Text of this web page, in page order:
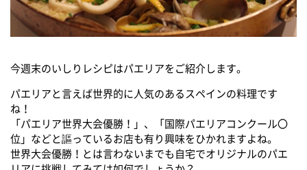
今週末のいしりレシピはパエリアをご紹介します。
パエリアと言えば世界的に人気のあるスペインの料理です
ね！
「パエリア世界大会優勝！」、「国際パエリアコンクール〇
位」などと謳っているお店も有り興味をひかれますよね。
世界大会優勝！とは言わないまでも自宅でオリジナルのパエ